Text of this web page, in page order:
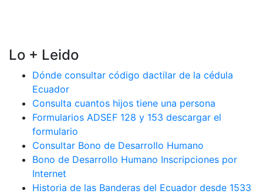
Lo + Leido
Dónde consultar código dactilar de la cédula
Ecuador
Consulta cuantos hijos tiene una persona
Formularios ADSEF 128 y 153 descargar el
formulario
Consultar Bono de Desarrollo Humano
Bono de Desarrollo Humano Inscripciones por
Internet
Historia de las Banderas del Ecuador desde 1533